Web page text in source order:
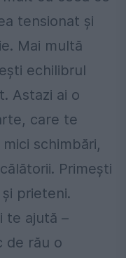
tensionat şi
Mai multă
echilibrul
Astazi ai o
care te
schimbări,
Primeşti
prieteni.
te ajută –
de rău o